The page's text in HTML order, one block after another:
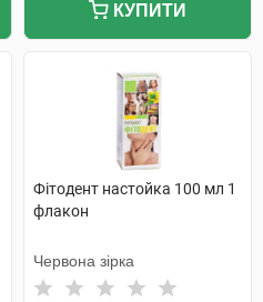
КУПИТИ
Фітодент настойка 100 мл 1
флакон
Червона зірка